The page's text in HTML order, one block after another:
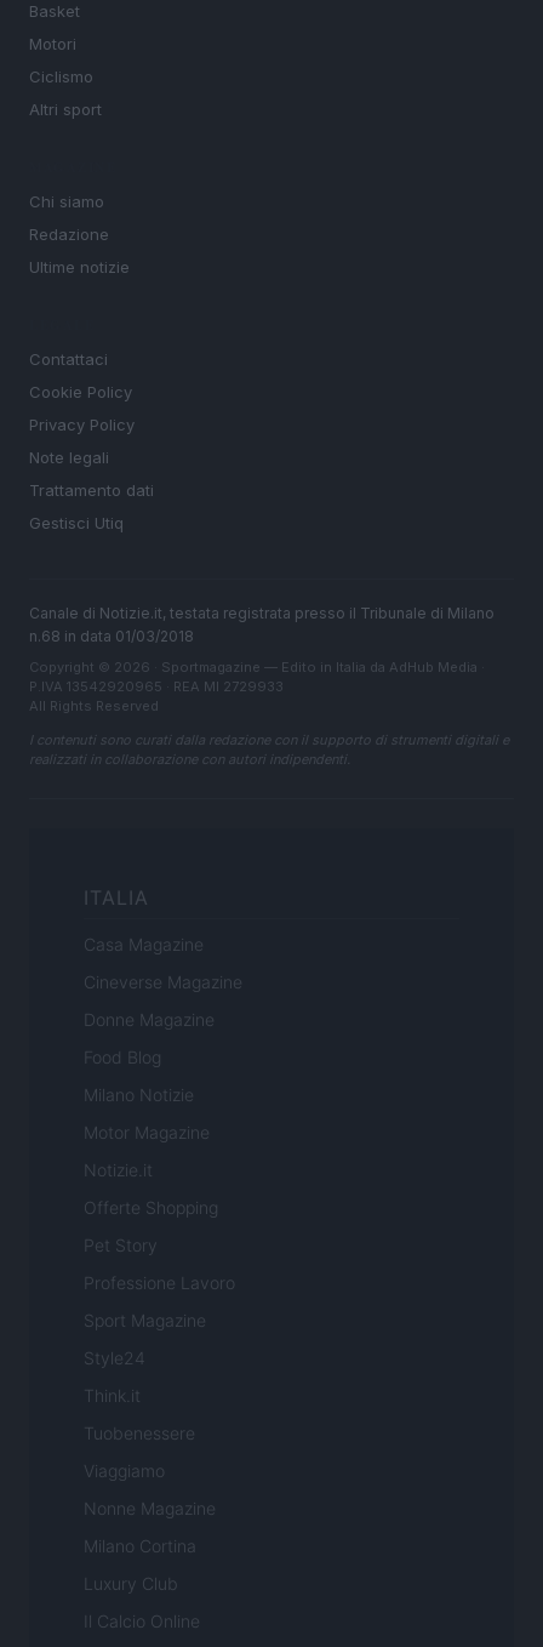
Basket
Motori
Ciclismo
Altri sport
Chi siamo
Redazione
Ultime notizie
Contattaci
Cookie Policy
Privacy Policy
Note legali
Trattamento dati
Gestisci Utiq
Canale di Notizie.it, testata registrata presso il Tribunale di Milano
n.68 in data 01/03/2018
Copyright © 2026 · Sportmagazine — Edito in Italia da AdHub Media
P.IVA 13542920965 · REA MI 2729933
All Rights Reserved
I contenuti sono curati dalla redazione con il supporto di strumenti digitali e
realizzati in collaborazione con autori indipendenti.
ITALIA
Casa Magazine
Cineverse Magazine
Donne Magazine
Food Blog
Milano Notizie
Motor Magazine
Notizie.it
Offerte Shopping
Pet Story
Professione Lavoro
Sport Magazine
Style24
Think.it
Tuobenessere
Viaggiamo
Nonne Magazine
Milano Cortina
Luxury Club
Il Calcio Online